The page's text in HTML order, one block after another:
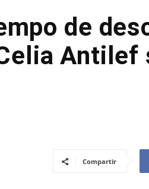
de
Antilef
Compartir